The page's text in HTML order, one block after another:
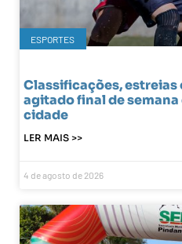
ESPORTES
Classificações, estreias
agitado final de
cidade
LER MAIS >>
4 de agosto de 2026